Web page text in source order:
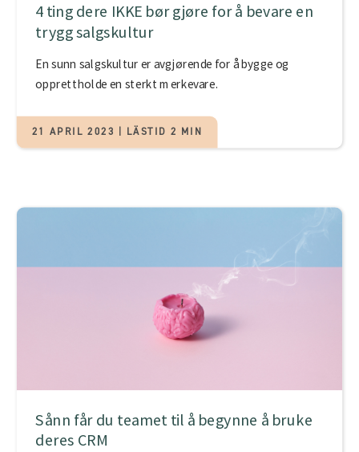
4 ting dere IKKE bør gjøre for å bevare en
trygg salgskultur
En sunn salgskultur er avgjørende for å bygge og
opprettholde en sterkt merkevare.
21 APRIL 2023 | LÄSTID 2 MIN
Sånn får du teamet til å begynne å bruke
deres CRM